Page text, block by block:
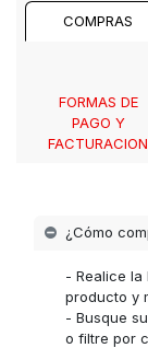
COMPRAS
FORMAS DE
PAGO Y
FACTURACION
¿Cómo
- Realice
producto y
- Busque
o filtre por